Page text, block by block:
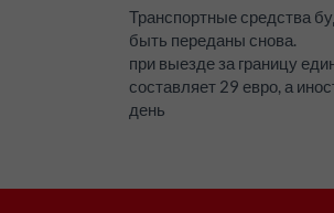
Транспортные средства
быть переданы снова.
при выезде за границу
составляет 29 евро, а
день